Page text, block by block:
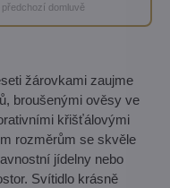
předchozí domluvě
žárovkami zaujme
broušenými ověsy ve
křišťálovými
rozměrům se skvěle
jídelny nebo
Svítidlo krásně